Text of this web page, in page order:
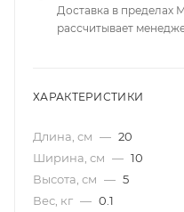
Доставка в
рассчитывает
ХАРАКТЕРИСТИКИ
Длина, см — 20
Ширина, см — 10
Высота, см — 5
Вес, кг — 0.1